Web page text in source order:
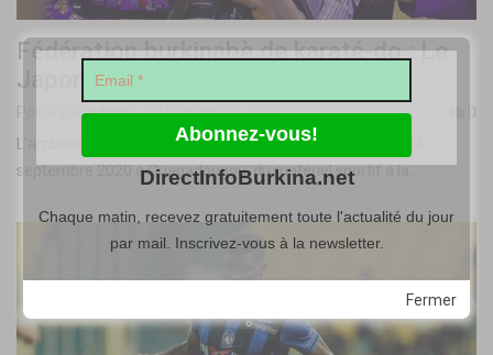
Fédération burkinabè de karaté-do : Le
Japon offre du matériel sportif
Posté paradmin-19 septembre 2020
0
L’ambassade du Japon au Burkina Faso a offert, le lundi 14
septembre 2020 à Ouagadougou, du matériel sportif à la…
Fermer
DirectInfoBurkina.net
Chaque matin, recevez gratuitement toute l'actualité du jour
par mail. Inscrivez-vous à la newsletter.